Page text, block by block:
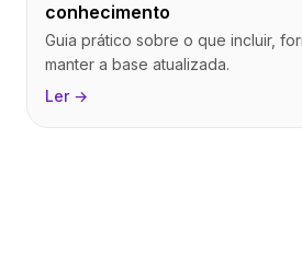
conhecimento
Guia prático sobre o que incluir,
manter a base atualizada.
Ler →